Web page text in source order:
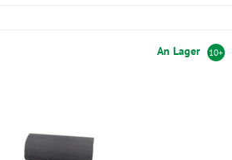
An Lager 10+